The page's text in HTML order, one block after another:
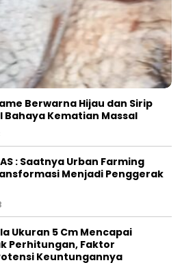
Berwarna Hijau dan Sirip
Bahaya Kematian Massal
: Saatnya Urban Farming
Menjadi Penggerak
Ukuran 5 Cm Mencapai
Perhitungan, Faktor
Keuntungannya